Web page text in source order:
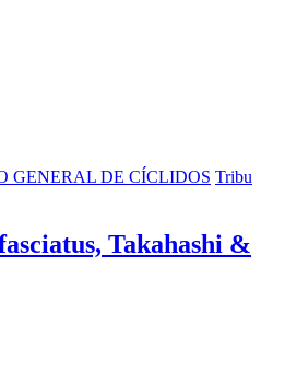
GENERAL DE CÍCLIDOS Tribu
Takahashi &